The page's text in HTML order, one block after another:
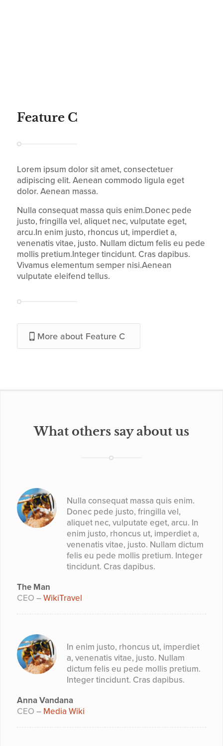
Feature C
Lorem ipsum dolor sit amet, consectetuer
adipiscing elit. Aenean commodo ligula eget
dolor. Aenean massa.
Nulla consequat massa quis enim.Donec pede
justo, fringilla vel, aliquet nec, vulputate eget,
arcu.In enim justo, rhoncus ut, imperdiet a,
venenatis vitae, justo. Nullam dictum felis eu pede
mollis pretium.Integer tincidunt. Cras dapibus.
Vivamus elementum semper nisi.Aenean
vulputate eleifend tellus.
More about Feature C
What others say about us
Nulla consequat massa quis enim.
Donec pede justo, fringilla vel,
aliquet nec, vulputate eget, arcu. In
enim justo, rhoncus ut, imperdiet a,
venenatis vitae, justo. Nullam dictum
felis eu pede mollis pretium. Integer
tincidunt. Cras dapibus.
The Man
CEO –WikiTravel
In enim justo, rhoncus ut, imperdiet
a, venenatis vitae, justo. Nullam
dictum felis eu pede mollis pretium.
Integer tincidunt. Cras dapibus.
Anna Vandana
CEO – Media Wiki